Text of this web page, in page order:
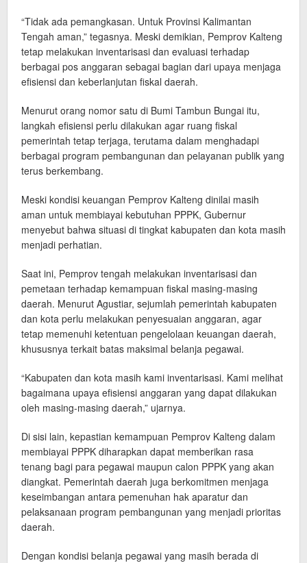
“Tidak ada pemangkasan. Untuk Provinsi Kalimantan
Tengah aman,” tegasnya. Meski demikian, Pemprov Kalteng
tetap melakukan inventarisasi dan evaluasi terhadap
berbagai pos anggaran sebagai bagian dari upaya menjaga
efisiensi dan keberlanjutan fiskal daerah.
Menurut orang nomor satu di Bumi Tambun Bungai itu,
langkah efisiensi perlu dilakukan agar ruang fiskal
pemerintah tetap terjaga, terutama dalam menghadapi
berbagai program pembangunan dan pelayanan publik yang
terus berkembang.
Meski kondisi keuangan Pemprov Kalteng dinilai masih
aman untuk membiayai kebutuhan PPPK, Gubernur
menyebut bahwa situasi di tingkat kabupaten dan kota masih
menjadi perhatian.
Saat ini, Pemprov tengah melakukan inventarisasi dan
pemetaan terhadap kemampuan fiskal masing-masing
daerah. Menurut Agustiar, sejumlah pemerintah kabupaten
dan kota perlu melakukan penyesuaian anggaran, agar
tetap memenuhi ketentuan pengelolaan keuangan daerah,
khususnya terkait batas maksimal belanja pegawai.
“Kabupaten dan kota masih kami inventarisasi. Kami melihat
bagaimana upaya efisiensi anggaran yang dapat dilakukan
oleh masing-masing daerah,” ujarnya.
Di sisi lain, kepastian kemampuan Pemprov Kalteng dalam
membiayai PPPK diharapkan dapat memberikan rasa
tenang bagi para pegawai maupun calon PPPK yang akan
diangkat. Pemerintah daerah juga berkomitmen menjaga
keseimbangan antara pemenuhan hak aparatur dan
pelaksanaan program pembangunan yang menjadi prioritas
daerah.
Dengan kondisi belanja pegawai yang masih berada di